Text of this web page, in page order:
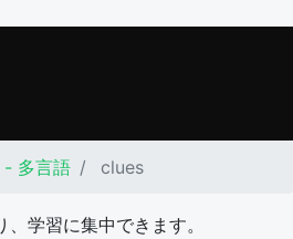
- 多言語 clues
学習に集中できます。